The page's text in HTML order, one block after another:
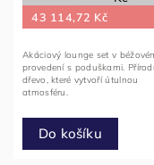
43 114,72 Kč
Do košíku
Akáciový lounge set v
provedení s poduškami.
dřevo, které vytvoří útulnou
atmosféru.